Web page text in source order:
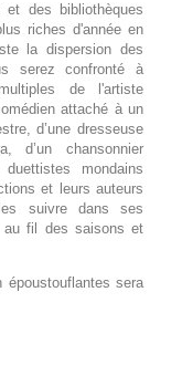
et des bibliothèques
riches d'année en
la dispersion des
serez confronté à
de l'artiste
attaché à un
d’une dresseuse
d’un chansonnier
mondains
et leurs auteurs
suivre dans ses
au fil des saisons et
époustouflantes sera